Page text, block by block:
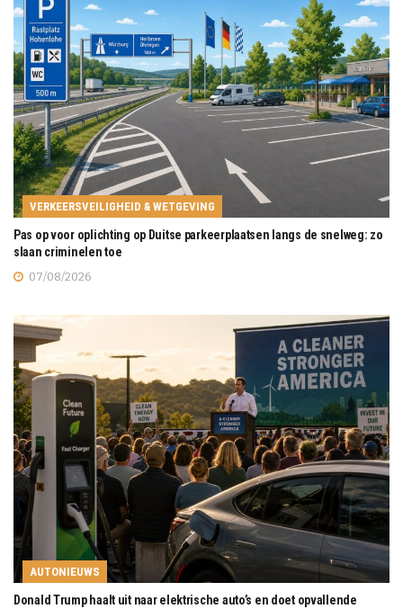
VERKEERSVEILIGHEID & WETGEVING
Pas op voor oplichting op Duitse parkeerplaatsen langs de snelweg: zo
slaan criminelen toe
07/08/2026
AUTONIEUWS
Donald Trump haalt uit naar elektrische auto’s en doet opvallende